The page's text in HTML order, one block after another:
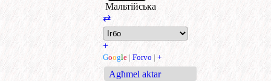
Мальтійська
⇄
+
Google | Forvo | +
Agħmel aktar